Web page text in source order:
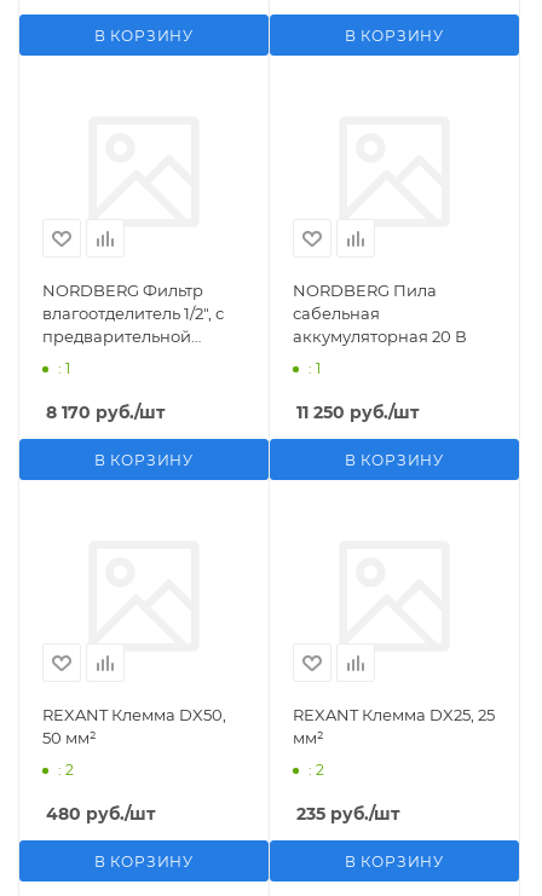
В КОРЗИНУ В КОРЗИНУ
NORDBERG Фильтр
влагоотделитель 1/2", с
предварительной
фильтрацией
: 1
8 170 руб./шт
В КОРЗИНУ
NORDBERG Пила
сабельная
аккумуляторная 20 В
: 1
11 250 руб./шт
В КОРЗИНУ
REXANT Клемма DX50,
50 мм²
: 2
480 руб./шт
В КОРЗИНУ
REXANT Клемма DX25, 25
мм²
: 2
235 руб./шт
В КОРЗИНУ